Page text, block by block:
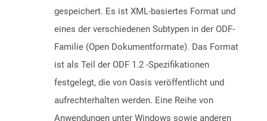
gespeichert. Es ist XML-basiertes Format und
eines der verschiedenen Subtypen in der ODF-
Familie (Open Dokumentformate). Das Format
ist als Teil der ODF 1.2 -Spezifikationen
festgelegt, die von Oasis veröffentlicht und
aufrechterhalten werden. Eine Reihe von
Anwendungen unter Windows sowie anderen